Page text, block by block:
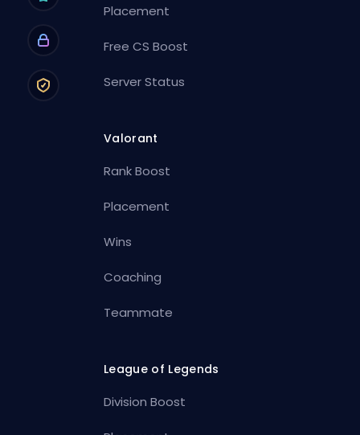
Placement
Free CS Boost
Server Status
Valorant
Rank Boost
Placement
Wins
Coaching
Teammate
League of Legends
Division Boost